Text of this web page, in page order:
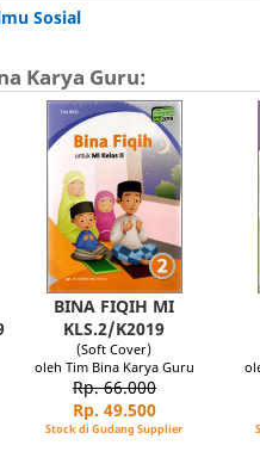
Sosial
Karya Guru:
BINA FIQIH MI
KLS.2/K2019
(Soft Cover)
oleh Tim Bina Karya Guru
Rp. 66.000
Rp. 49.500
Stock di Gudang Supplier